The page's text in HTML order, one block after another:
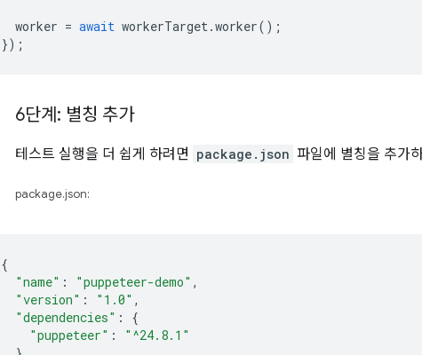
worker = await workerTarget.worker();
});
6단계: 별칭 추가
테스트 실행을 더 쉽게 하려면 package.json 파일에 별칭을 추가
package.json:
{
"name" : "puppeteer-demo" ,
"version" : "1.0" ,
"dependencies" :
{
"puppeteer" :
"^24.8.1"